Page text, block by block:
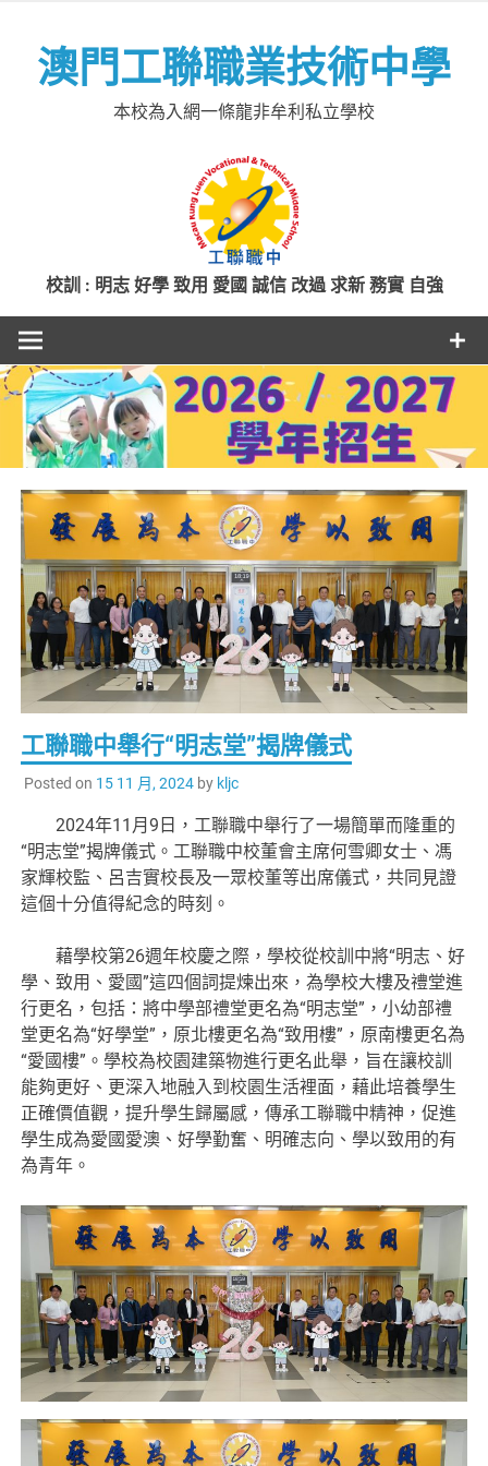
content澳門工聯職業技術中學
本校為入網一條龍非牟利私立學校
校訓 : 明志 好學 致用 愛國 誠信 改過 求新 務實 自強
工聯職中舉行“明志堂”揭牌儀式
Posted on 15 11 月, 2024by kljc
2024年11月9日，工聯職中舉行了一場簡單而隆重的
“明志堂”揭牌儀式。工聯職中校董會主席何雪卿女士、馮
家輝校監、呂吉實校長及一眾校董等出席儀式，共同見證
這個十分值得紀念的時刻。
藉學校第26週年校慶之際，學校從校訓中將“明志、好
學、致用、愛國”這四個詞提煉出來，為學校大樓及禮堂進
行更名，包括：將中學部禮堂更名為“明志堂”，小幼部禮
堂更名為“好學堂”，原北樓更名為“致用樓”，原南樓更名為
“愛國樓”。學校為校園建築物進行更名此舉，旨在讓校訓
能夠更好、更深入地融入到校園生活裡面，藉此培養學生
正確價值觀，提升學生歸屬感，傳承工聯職中精神，促進
學生成為愛國愛澳、好學勤奮、明確志向、學以致用的有
為青年。